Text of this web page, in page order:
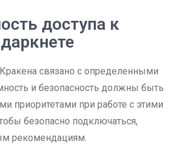
доступа к
связано с определенными
и безопасность должны быть
приоритетами при работе с этими
безопасно подключаться,
рекомендациям.